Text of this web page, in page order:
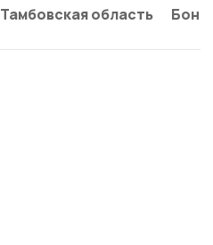
Тамбовская область